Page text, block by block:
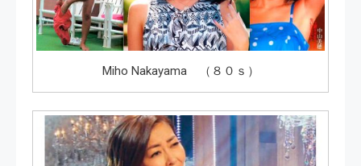
Miho Nakayama （８０ｓ）